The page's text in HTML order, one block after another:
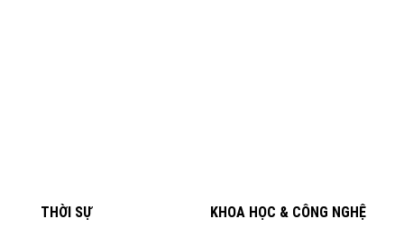
THỜI SỰ KHOA HỌC & CÔNG NGHỆ